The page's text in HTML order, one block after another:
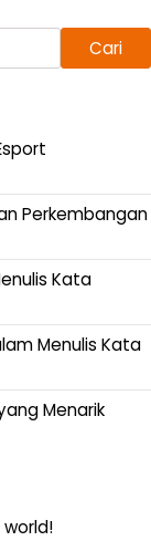
Cari
Perkembangan
Kata
Menulis Kata
Menarik
world!